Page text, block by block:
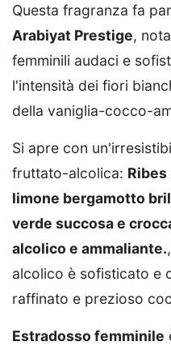
Questa fragranza fa
Arabiyat Prestige,
femminili audaci e
l'intensità dei fiori
della vaniglia-cocco-
Si apre con
fruttato-alcolica:
limone bergamotto
verde succosa e
alcolico e ammaliante.
alcolico è sofisticato e
raffinato e prezioso
Estradosso femminile